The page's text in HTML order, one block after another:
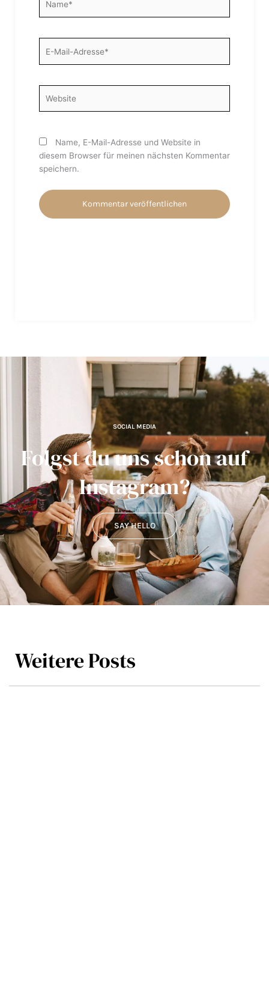
Mail-
Name, E-Mail-Adresse und Website in
diesem Browser für meinen nächsten Kommentar
speichern.
SOCIAL MEDIA
Folgst du uns schon auf
Instagram?
SAY HELLO
Weitere Posts